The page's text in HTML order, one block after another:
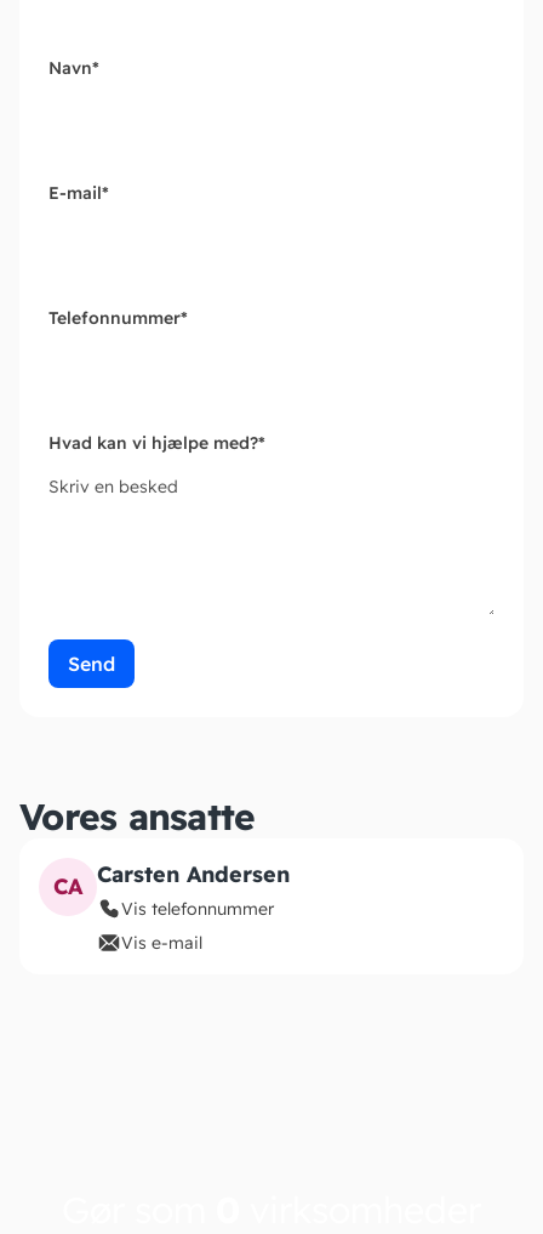
Navn*
E-mail*
Telefonnummer*
Hvad kan vi hjælpe med?*
Skriv en besked
Send
Vores ansatte
CA Carsten Andersen
Vis telefonnummer
Vis e-mail